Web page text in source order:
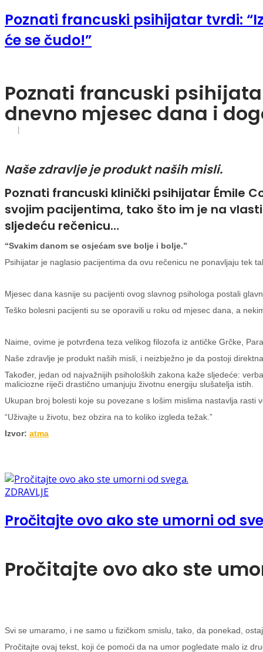
Poznati francuski psihijatar tvrdi:
će se čudo!”
Poznati francuski
dnevno mjesec dana i
Naše zdravlje je produkt naših misli.
Poznati francuski klinički psihijatar Émile
svojim pacijentima, tako što im je na
sljedeću rečenicu…
“Svakim danom se osjećam sve bolje i bolje.”
Psihijatar je naglasio pacijentima da ovu rečenicu ne ponavljaju tek
Mjesec dana kasnije su pacijenti ovog slavnog psihologa postali
Teško bolesni pacijenti su se oporavili u roku od mjesec dana, a
Naime, ovime je potvrđena teza velikog filozofa iz antičke Grčke,
Naše zdravlje je produkt naših misli, i neizbježno je da postoji
Također, jedan od najvažnijih psiholoških zakona kaže sljedeće:
maliciozne riječi drastično umanjuju životnu energiju slušatelja istih.
Ukupan broj bolesti koje su povezane s lošim mislima nastavlja
“Uživajte u životu, bez obzira na to koliko izgleda težak.”
Izvor: atma
ZDRAVLJE
Pročitajte ovo ako ste umorni od
Pročitajte ovo ako ste
Svi se umaramo, i ne samo u fizičkom smislu, tako, da ponekad,
Pročitajte ovaj tekst, koji će pomoći da na umor pogledate malo iz